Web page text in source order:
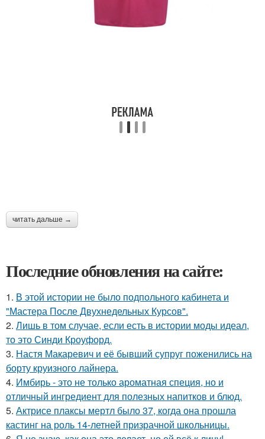
читать дальше →
Последние обновления на сайте:
1. В этой истории не было подпольного кабинета и
"Мастера После Двухнедельных Курсов".
2. Лишь в том случае, если есть в истории моды идеал,
то это Синди Кроуфорд.
3. Настя Макаревич и её бывший супруг поженились на
борту круизного лайнера.
4. Имбирь - это не только ароматная специя, но и
отличный ингредиент для полезных напитков и блюд.
5. Актрисе плаксы мертл было 37, когда она прошла
кастинг на роль 14-летней призрачной школьницы.